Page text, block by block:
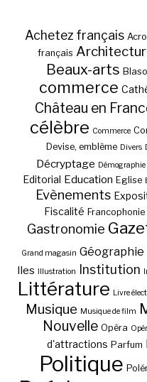
Achetez français
français
Beaux-arts
commerce
Château en
célèbre Commerce
Devise, emblème Divers
Décryptage Démographie
Editorial Education Eglise
Evènements
Fiscalité Francophonie
Gastronomie
Grand magasin Géographie
Iles Illustration Institution
Littérature Livre
Musique Musique de film
Nouvelle Opéra
d'attractions Parfum
Politique